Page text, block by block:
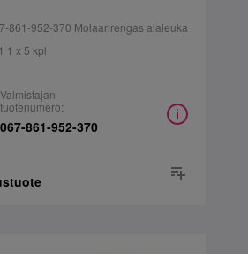
861-952-370 Molaarirengas alaleuka
1 x 5 kpl
Valmistajan
tuotenumero:
067-861-952-370